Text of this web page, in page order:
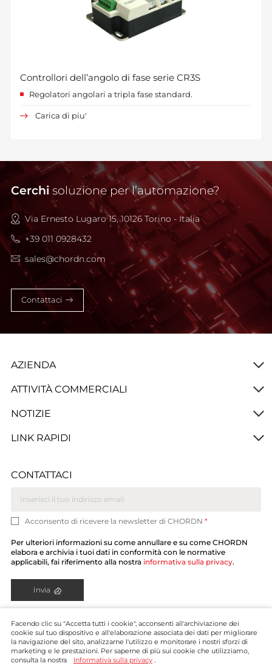
Controllori dell’angolo di fase serie CR3S
Regolatori angolari a tripla fase standard.
Carica di piu'
Cerchisoluzione per l’automazione?
Via Ernesto Lugaro 15, 10126 Torino - Italia
+39 011 0928432
sales@chordn.com
Contattaci
CONTATTACI
Acconsento di ricevere la newsletter di CHORDN *
Per ulteriori informazioni su come annullare e su come CHORDN
elabora e archivia i tuoi dati in conformità con le normative
applicabili, fai riferimento alla nostra informativa sulla privacy.
Invia
AZIENDA
ATTIVITÀ COMMERCIALI
NOTIZIE
LINK RAPIDI
Facendo clic su "Accetta tutti i cookie", acconsenti all'archiviazione dei
cookie sul tuo dispositivo e all'elaborazione associata dei dati per migliorare
la navigazione del sito, analizzarne l'utilizzo e monitorare i nostri sforzi di
marketing e le prestazioni. Per saperne di più sui cookie che utilizziamo,
consulta la nostra
Informativa sulla privacy.